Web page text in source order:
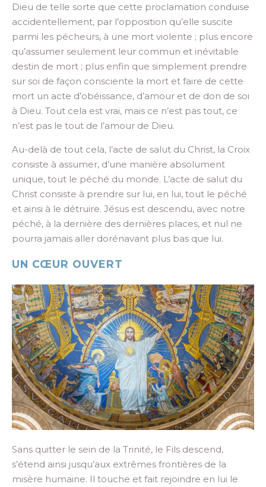
Dieu de telle sorte que cette proclamation conduise
accidentellement, par l’opposition qu’elle suscite
parmi les pécheurs, à une mort violente ; plus encore
qu’assumer seulement leur commun et inévitable
destin de mort ; plus enfin que simplement prendre
sur soi de façon consciente la mort et faire de cette
mort un acte d’obéissance, d’amour et de don de soi
à Dieu. Tout cela est vrai, mais ce n’est pas tout, ce
n’est pas le tout de l’amour de Dieu.
Au-delà de tout cela, l’acte de salut du Christ, la Croix
consiste à assumer, d’une manière absolument
unique, tout le péché du monde. L’acte de salut du
Christ consiste à prendre sur lui, en lui, tout le péché
et ainsi à le détruire. Jésus est descendu, avec notre
péché, à la dernière des dernières places, et nul ne
pourra jamais aller dorénavant plus bas que lui.
UN CŒUR OUVERT
Sans quitter le sein de la Trinité, le Fils descend,
s’étend ainsi jusqu’aux extrêmes frontières de la
misère humaine. Il touche et fait rejoindre en lui le